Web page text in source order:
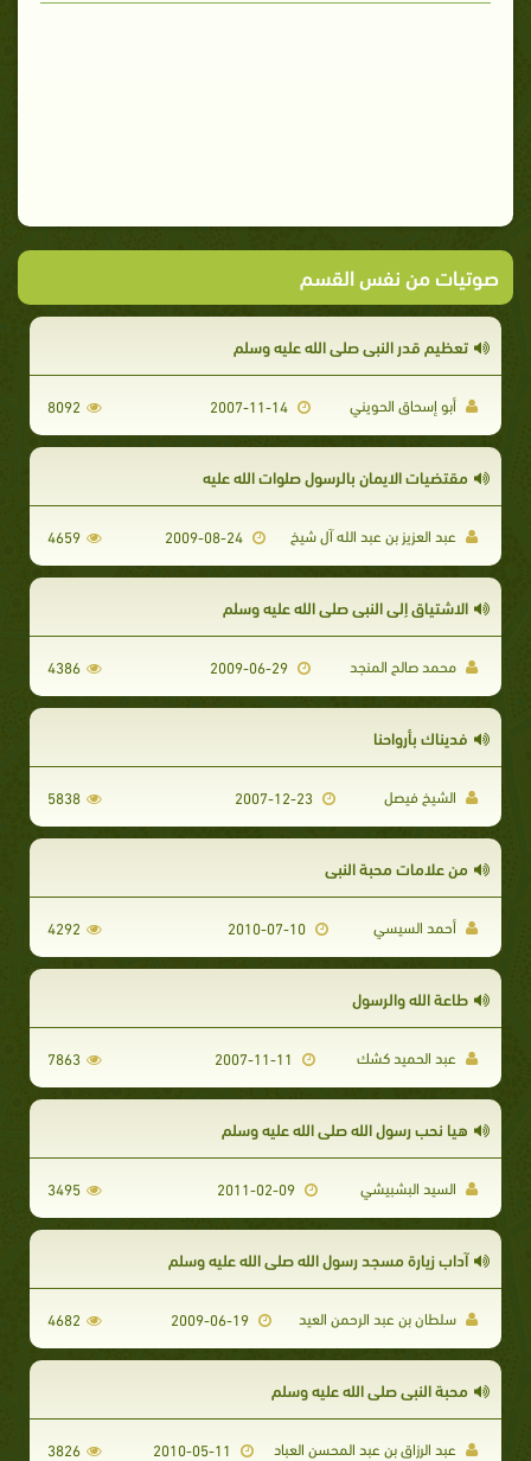
صوتيات من نفس القسم
تعظيم قدر النبي صلى الله عليه وسلم
أبو إسحاق الحويني 2007-11-14
8092
مقتضيات الايمان بالرسول صلوات الله عليه
عبد العزيز بن عبد الله آل شيخ 4659
الاشتياق إلى النبي صلى الله عليه وسلم
محمد صالح المنجد 2009-06-29
4386
فديناك بأرواحنا
الشيخ فيصل 5838
من علامات محبة النبي
أحمد السيسي 2010-07-10
4292
طاعة الله والرسول
عبد الحميد كشك 7863
هيا نحب رسول الله صلى الله عليه وسلم
السيد البشبيشي 3495
آداب زيارة مسجد رسول الله صلى الله عليه وسلم
سلطان بن عبد الرحمن العيد 4682
محبة النبي صلى الله عليه وسلم
عبد الرزاق بن عبد المحسن العباد 3826